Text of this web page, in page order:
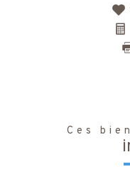
Ces